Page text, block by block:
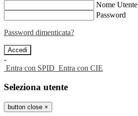
Nome Utente
Password
Password dimenticata?
-
Entra con SPID Entra con CIE
Seleziona utente
button close ×